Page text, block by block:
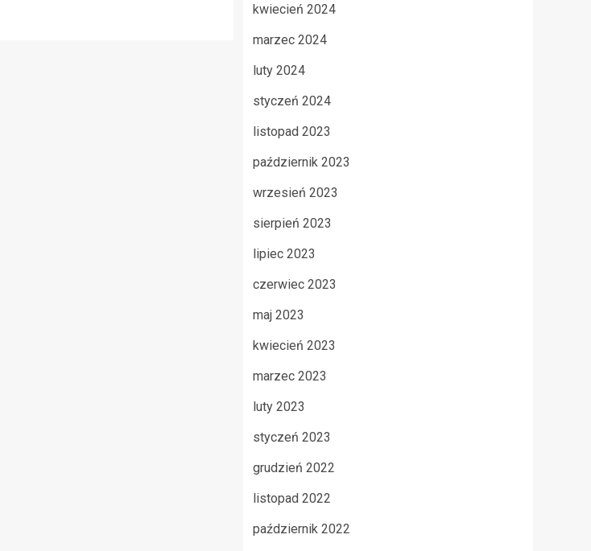
kwiecień 2024
marzec 2024
luty 2024
styczeń 2024
listopad 2023
październik 2023
wrzesień 2023
sierpień 2023
lipiec 2023
czerwiec 2023
maj 2023
kwiecień 2023
marzec 2023
luty 2023
styczeń 2023
grudzień 2022
listopad 2022
październik 2022